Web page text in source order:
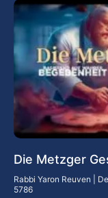
Die Metzger
Rabbi Yaron Reuven |
5786